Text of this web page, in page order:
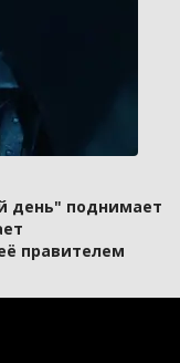
день" поднимает
правителем